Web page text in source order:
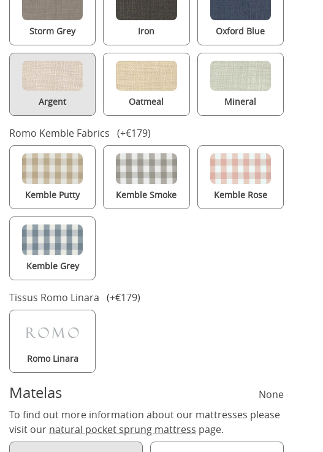
Storm Grey Iron Oxford Blue
Argent Oatmeal Mineral
Romo Kemble Fabrics (+€179)
Kemble Putty Kemble Smoke Kemble Rose
Kemble Grey
Tissus Romo Linara (+€179)
Romo Linara
Matelas
None
To find out more information about our mattresses please
visit our natural pocket sprung mattress page.